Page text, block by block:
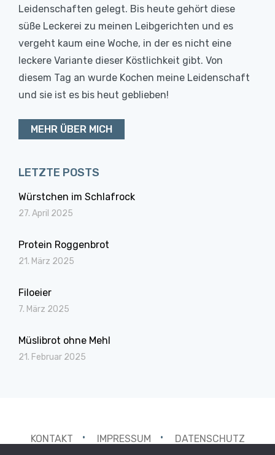
Leidenschaften gelegt. Bis heute gehört diese
süße Leckerei zu meinen Leibgerichten und es
vergeht kaum eine Woche, in der es nicht eine
leckere Variante dieser Köstlichkeit gibt. Von
diesem Tag an wurde Kochen meine Leidenschaft
und sie ist es bis heut geblieben!
MEHR ÜBER MICH
LETZTE POSTS
Würstchen im Schlafrock
27. April 2025
Protein Roggenbrot
21. März 2025
Filoeier
7. März 2025
Müslibrot ohne Mehl
21. Februar 2025
KONTAKT IMPRESSUM DATENSCHUTZ